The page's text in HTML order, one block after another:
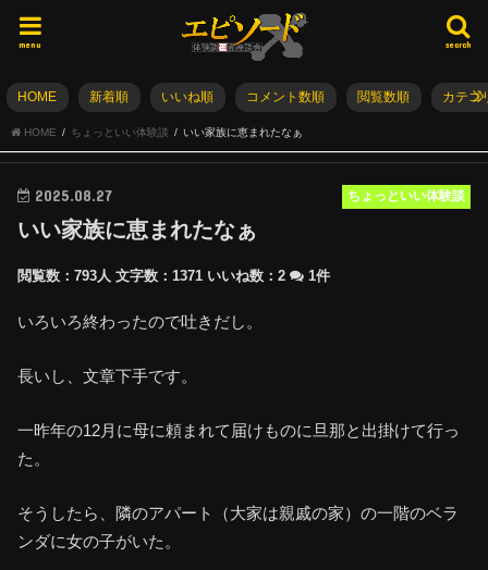
search
menu
HOME 新着順 いいね順 コメント数順 閲覧数順 カテゴ
HOME ちょっといい体験談 いい家族に恵まれたなぁ
ちょっといい体験談
2025.08.27
いい家族に恵まれたなぁ
閲覧数：793人 文字数：1371 いいね数：2 1件
いろいろ終わったので吐きだし。
長いし、文章下手です。
一昨年の12月に母に頼まれて届けものに旦那と出掛けて行っ
た。
そうしたら、隣のアパート（大家は親戚の家）の一階のベラ
ンダに女の子がいた。